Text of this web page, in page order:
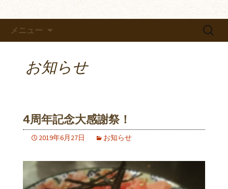
メニュー
検
お知らせ
4周年記念大感謝祭！
2019年6月27日 お知らせ